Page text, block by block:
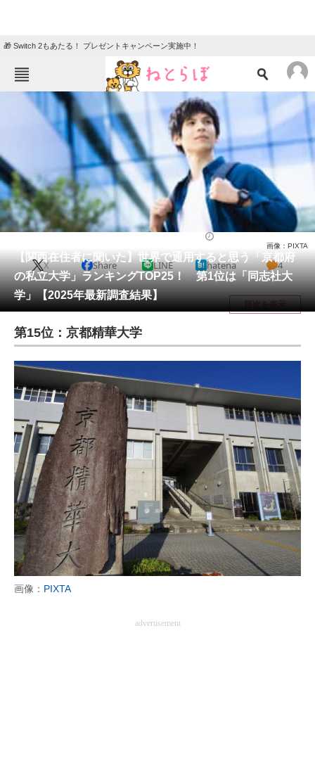
🎁 Switch 2もあたる！ プレゼントキャンペーン実施中！
ねとらぼメニュー
ニュース
クイズ
グルメ 地域
住まい 教育・育児
動物 リサーチ
会員記事
メディア
注目記事を集めた総合ページ
ITの今と未来を見通す
スマホと通信の最新トレンド
進化するPCとデバイスの未来
好きが集まる 比べて選べる
ビジネスと働き方のヒント
AI活用のいまが分かる
企業ITのトレンドを詳説
経営リーダーのコミュニティ
マーケ×ITの今がよく分かる
【関西在住者に聞いた】世界で通用すると思う「京都府
の私立大学」ランキングTOP25！ 第1位は「同志社大
学」【2025年最新調査結果】
画像：PIXTA
X Share LINE hatena 4
目次を表示
第15位：京都精華大学
画像： PIXTA
advertisement